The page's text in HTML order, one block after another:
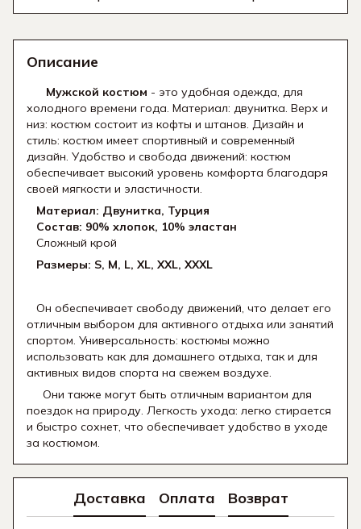
Описание
Мужской костюм - это удобная одежда, для
холодного времени года. Материал: двунитка. Верх и
низ: костюм состоит из кофты и штанов. Дизайн и
стиль: костюм имеет спортивный и современный
дизайн. Удобство и свобода движений: костюм
обеспечивает высокий уровень комфорта благодаря
своей мягкости и эластичности.
Материал: Двунитка, Турция
Состав: 90% хлопок, 10% эластан
Сложный крой
Размеры: S, M, L, XL, XXL, XXXL
Он обеспечивает свободу движений, что делает его
отличным выбором для активного отдыха или занятий
спортом. Универсальность: костюмы можно
использовать как для домашнего отдыха, так и для
активных видов спорта на свежем воздухе.
Они также могут быть отличным вариантом для
поездок на природу. Легкость ухода: легко стирается
и быстро сохнет, что обеспечивает удобство в уходе
за костюмом.
Доставка Оплата Возврат